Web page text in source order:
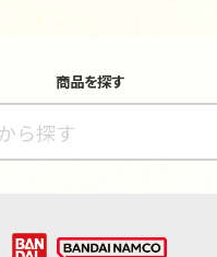
商品を探す